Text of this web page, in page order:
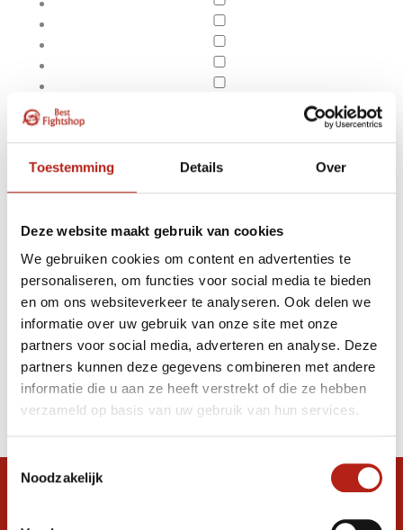
Toestemming Details Over
Deze website maakt gebruik van cookies
We gebruiken cookies om content en advertenties te
personaliseren, om functies voor social media te bieden
en om ons websiteverkeer te analyseren. Ook delen we
informatie over uw gebruik van onze site met onze
partners voor social media, adverteren en analyse. Deze
partners kunnen deze gegevens combineren met andere
informatie die u aan ze heeft verstrekt of die ze hebben
verzameld op basis van uw gebruik van hun services.
Toestemmingsselectie
Noodzakelijk
Apply filters
Producten getagd met
Adidasadidas Iba
Bokshandschoenen
Producten
Filter
Stel je vraag in de chat, en we helpen je